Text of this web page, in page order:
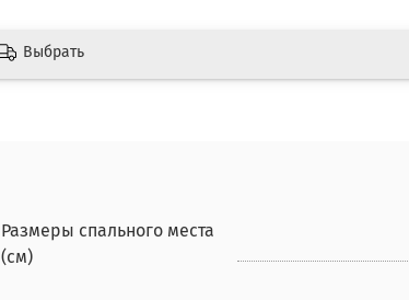
Выбрать
Размеры спального места
(см)